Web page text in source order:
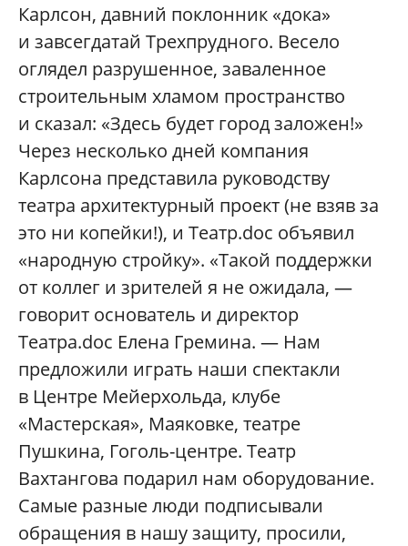
Карлсон, давний поклонник «дока»
и завсегдатай Трехпрудного. Весело
оглядел разрушенное, заваленное
строительным хламом пространство
и сказал: «Здесь будет город заложен!»
Через несколько дней компания
Карлсона представила руководству
театра архитектурный проект (не взяв за
это ни копейки!), и Театр.doc объявил
«народную стройку». «Такой поддержки
от коллег и зрителей я не ожидала, —
говорит основатель и директор
Театра.doc Елена Гремина. — Нам
предложили играть наши спектакли
в Центре Мейерхольда, клубе
«Мастерская», Маяковке, театре
Пушкина, Гоголь-центре. Театр
Вахтангова подарил нам оборудование.
Самые разные люди подписывали
обращения в нашу защиту, просили,